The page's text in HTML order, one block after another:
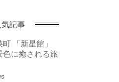
記事
「新星館」
色に癒される旅